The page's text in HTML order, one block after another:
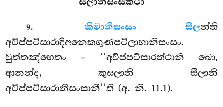
සීලානිසංසකථා
9. කිමානිසංසං සීලන්ති
අවිප්පටිසාරාදිඅනෙකගුණපටිලාභානිසංසං.
වුත්තඤ්හෙතං – ‘‘අවිප්පටිසාරත්ථානි ඛො,
ආනන්ද, කුසලානි සීලානි
අවිප්පටිසාරානිසංසානී’’ති (අ. නි. 11.1).